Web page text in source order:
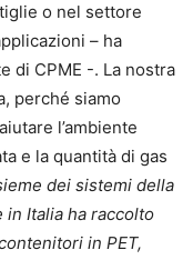
o nel settore
– ha
di CPME -. La nostra
perché siamo
l’ambiente
e la quantità di gas
dei sistemi della
in Italia ha raccolto
in PET,